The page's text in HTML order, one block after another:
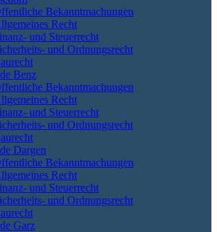
Bekanntmachungen
Recht
und Steuerrecht
und Ordnungsrecht
Benz
Bekanntmachungen
Recht
und Steuerrecht
und Ordnungsrecht
Dargen
Bekanntmachungen
Recht
und Steuerrecht
und Ordnungsrecht
Garz